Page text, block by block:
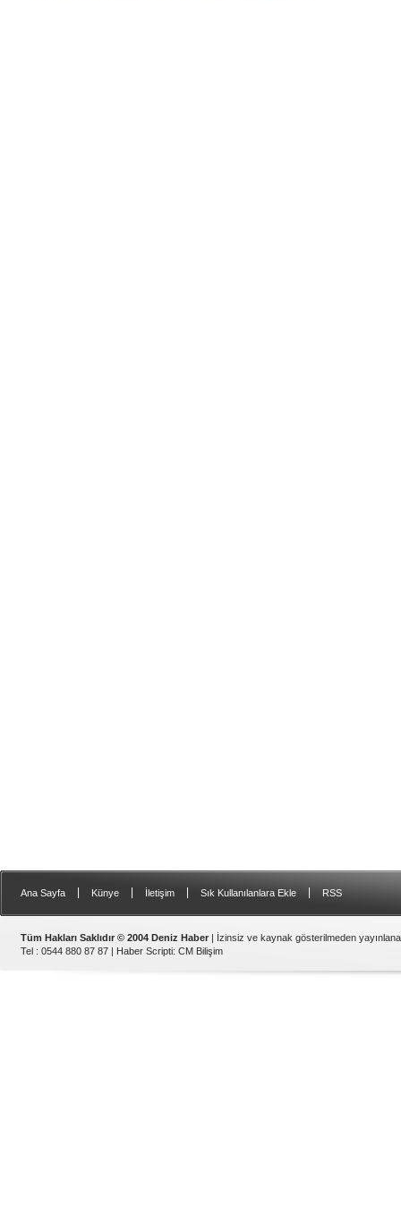
Ana Sayfa Künye İletişim Sık Kullanılanlara Ekle RSS
Tüm Hakları Saklıdır © 2004 Deniz Haber | İzinsiz ve kaynak gösterilmeden
Tel : 0544 880 87 87 | Haber Scripti: CM Bilişim